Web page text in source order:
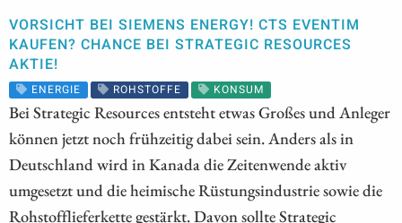
VORSICHT BEI SIEMENS ENERGY! CTS EVENTIM
KAUFEN? CHANCE BEI STRATEGIC RESOURCES
AKTIE!
ENERGIE ROHSTOFFE KONSUM
Bei Strategic Resources entsteht etwas Großes und Anleger
können jetzt noch frühzeitig dabei sein. Anders als in
Deutschland wird in Kanada die Zeitenwende aktiv
umgesetzt und die heimische Rüstungsindustrie sowie die
Rohstofflieferkette gestärkt. Davon sollte Strategic